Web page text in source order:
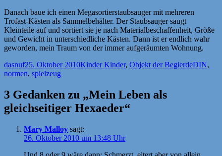
Danach baue ich einen Megasortierstaubsauger mit mehreren
Trofast-Kästen als Sammelbehälter. Der Staubsauger saugt
Kleinteile auf und sortiert sie je nach Materialbeschaffenheit, Größe
und Gewicht in unterschiedliche Kästen. Dann ist er endlich wahr
geworden, mein Traum von der immer aufgeräumten Wohnung.
Autor
dasnufVeröffentlicht
am
25. Oktober 2010Kategorien
Kinder Kinder, Objekt der BegierdeDIN,
normen, spielzeug
3 Gedanken zu „Mein Leben als
gleichseitiger Hexaeder“
Mary Malloy sagt:
26. Oktober 2010 um 13:48 Uhr